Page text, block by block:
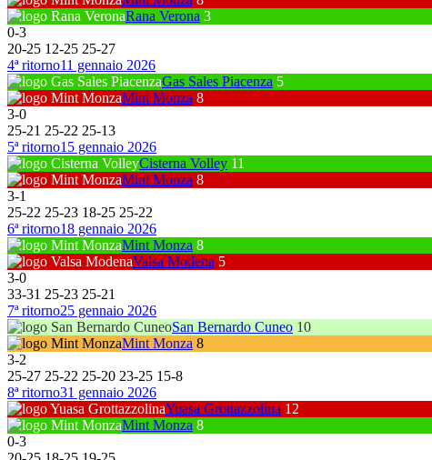
Rana Verona 3
0-3
20-25 12-25 25-27
4ª ritorno11 gennaio 2026
Gas Sales Piacenza 5
Mint Monza 8
3-0
25-21 25-22 25-13
5ª ritorno15 gennaio 2026
Cisterna Volley 11
Mint Monza 8
3-1
25-22 25-23 18-25 25-22
6ª ritorno18 gennaio 2026
Mint Monza 8
Valsa Modena 5
3-0
33-31 25-23 25-21
7ª ritorno25 gennaio 2026
San Bernardo Cuneo 10
Mint Monza 8
3-2
25-27 25-22 25-20 23-25 15-8
8ª ritorno31 gennaio 2026
Yuasa Grottazzolina 12
Mint Monza 8
0-3